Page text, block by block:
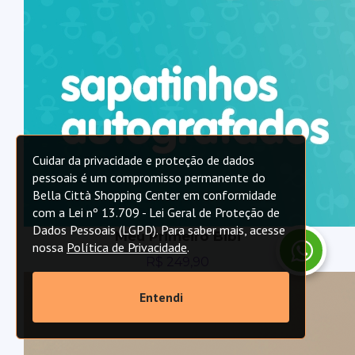
Meu Primeiro Bibi
Cuidar da privacidade e proteção de dados
pessoais é um compromisso permanente do
Bella Città Shopping Center em conformidade
com a Lei nº 13.709 - Lei Geral de Proteção de
Dados Pessoais (LGPD). Para saber mais, acesse
nossa Política de Privacidade.
Entendi